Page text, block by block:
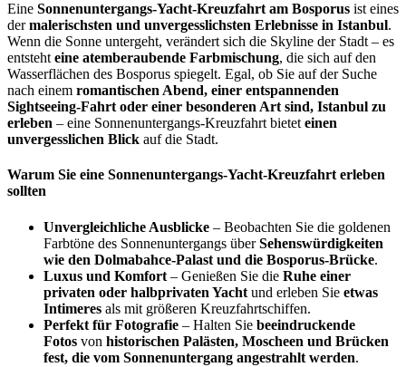
Eine Sonnenuntergangs-Yacht-Kreuzfahrt am Bosporus ist eines
dermalerischsten und unvergesslichsten Erlebnisse in Istanbul.
Wenn die Sonne untergeht, verändert sich die Skyline der Stadt – es
entsteht eine atemberaubende Farbmischung, die sich auf den
Wasserflächen des Bosporus spiegelt. Egal, ob Sie auf der Suche
nach einem romantischen Abend, einer entspannenden
Sightseeing-Fahrt oder einer besonderen Art sind, Istanbul zu
erleben – eine Sonnenuntergangs-Kreuzfahrt bietet einen
unvergesslichen Blick auf die Stadt.
Warum Sie eine Sonnenuntergangs-Yacht-Kreuzfahrt erleben
sollten
Unvergleichliche Ausblicke – Beobachten Sie die goldenen
Farbtöne des Sonnenuntergangs überSehenswürdigkeiten
wie den Dolmabahce-Palast und die Bosporus-Brücke.
Luxus und Komfort – Genießen Sie die Ruhe einer
privaten oder halbprivaten Yacht und erleben Sie etwas
Intimeres als mit größeren Kreuzfahrtschiffen.
Perfekt für Fotografie – Halten Sie beeindruckende
Fotos von historischen Palästen, Moscheen und Brücken
fest, die vom Sonnenuntergang angestrahlt werden.